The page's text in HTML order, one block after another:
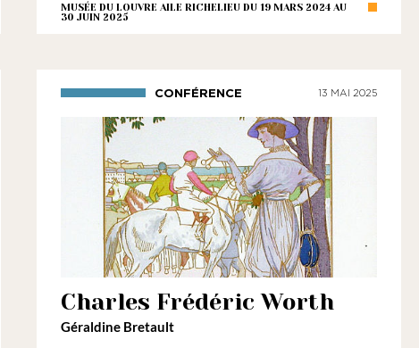
MUSÉE DU LOUVRE AILE RICHELIEU DU 19 MARS 2024 AU
30 JUIN 2025
CONFÉRENCE 13 MAI 2025
Charles Frédéric Worth
Géraldine Bretault